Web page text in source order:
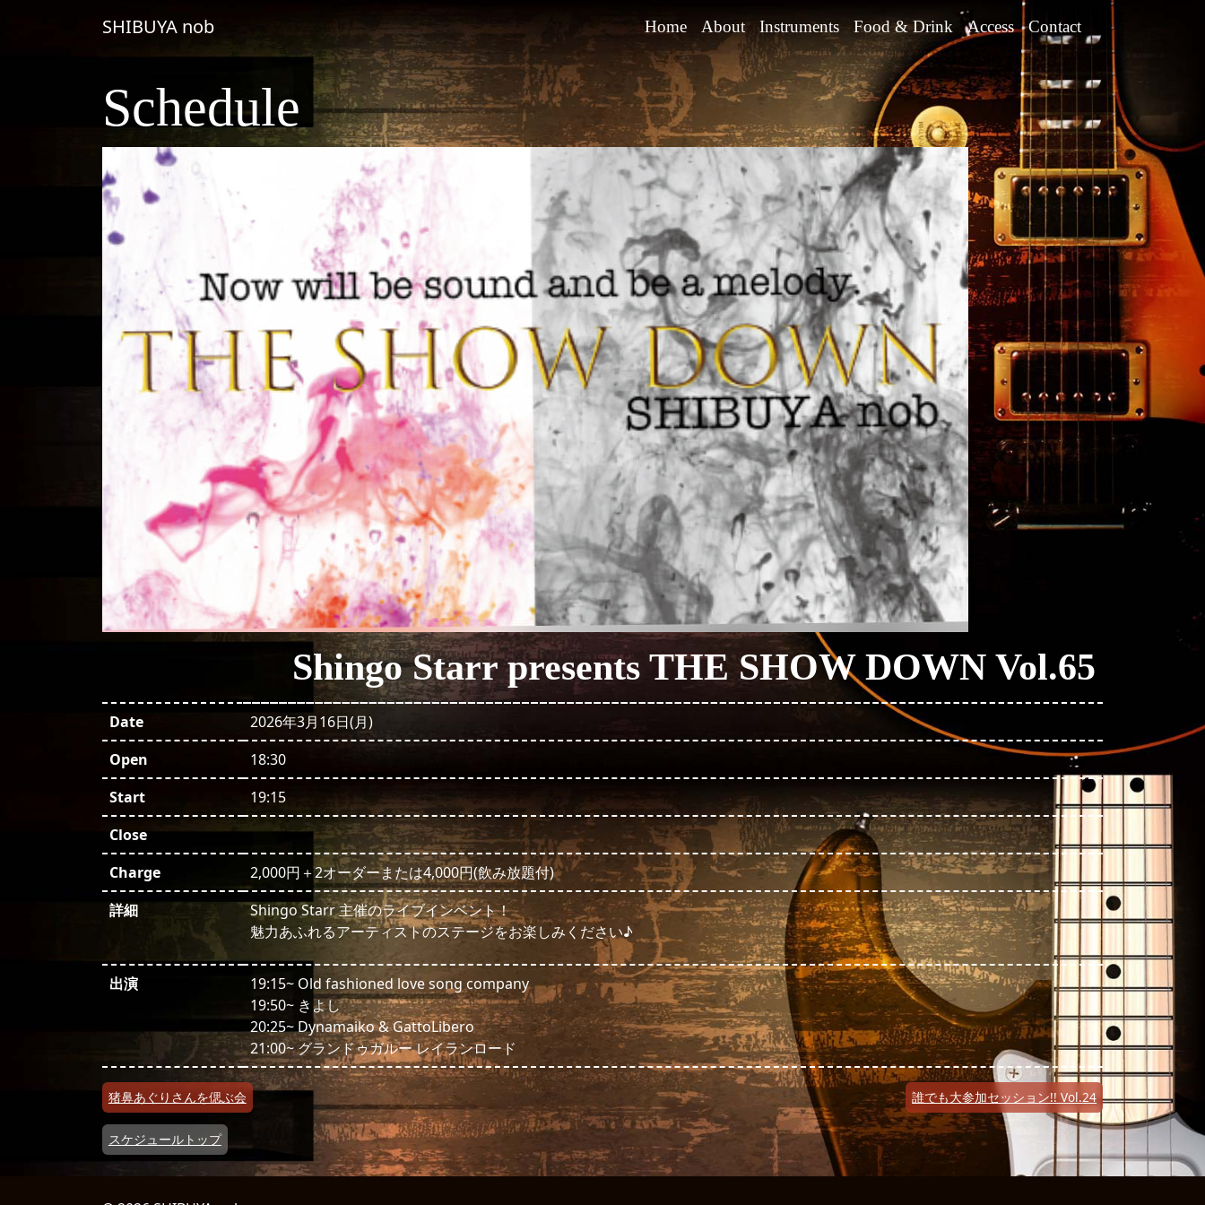
メインナビゲーション
SHIBUYA nob Home About Instruments Food & Drink Access Contact
Schedule
Shingo Starr presents THE SHOW DOWN Vol.65
Date
2026年3月16日(月)
Open
18:30
Start
19:15
Close
Charge
2,000円＋2オーダーまたは4,000円(飲み放題付)
詳細
Shingo Starr 主催のライブインベント！
魅力あふれるアーティストのステージをお楽しみください♪
出演
19:15~ Old fashioned love song company
19:50~ きよし
20:25~ Dynamaiko & GattoLibero
21:00~ グランドゥガルー レイランロード
投稿ナビゲーション
猪鼻あぐりさんを偲ぶ会 誰でも大参加セッション!! Vol.24
スケジュールトップ